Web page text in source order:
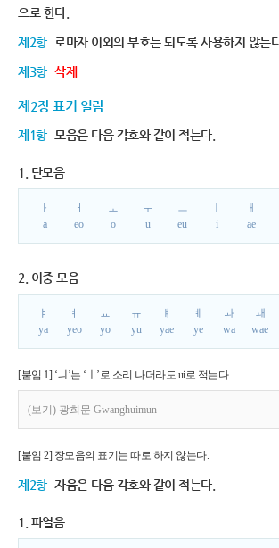
으로 한다.
제2항 로마자 이외의 부호는 되도록 사용하지 않는
제3항 삭제
제2장 표기 일람
제1항 모음은 다음 각호와 같이 적는다.
1. 단모음
ㅏ
a
ㅓ
eo
ㅗ
o
ㅜ
u
ㅡ
eu
i
ㅐ
ae
2. 이중 모음
ㅑ
ya
ㅕ
yeo
ㅛ
yo
ㅠ
yu
ㅒ
yae
ㅖ
ye
ㅘ
wa
ㅙ
wae
[붙임 1] ‘ㅢ’는 ‘ㅣ’로 소리 나더라도 ui로 적는다.
(보기) 광희문 Gwanghuimun
[붙임 2] 장모음의 표기는 따로 하지 않는다.
제2항 자음은 다음 각호와 같이 적는다.
1. 파열음